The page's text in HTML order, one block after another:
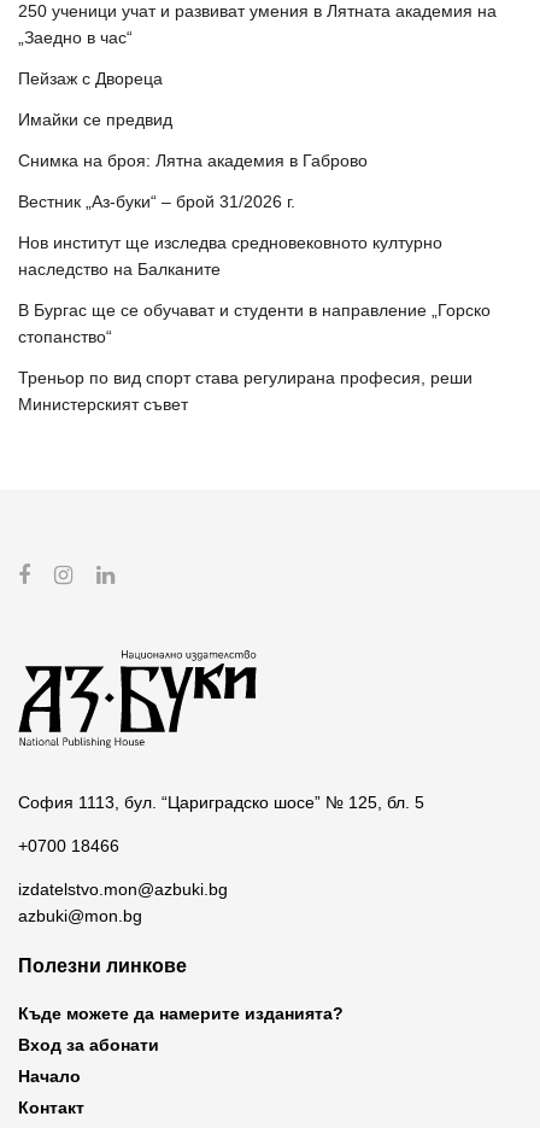
250 ученици учат и развиват умения в Лятната академия на
„Заедно в час“
Пейзаж с Двореца
Имайки се предвид
Снимка на броя: Лятна академия в Габрово
Вестник „Аз-буки“ – брой 31/2026 г.
Нов институт ще изследва средновековното културно
наследство на Балканите
В Бургас ще се обучават и студенти в направление „Горско
стопанство“
Треньор по вид спорт става регулирана професия, реши
Министерският съвет
София 1113, бул. “Цариградско шосе” № 125, бл. 5
+0700 18466
izdatelstvo.mon@azbuki.bg
azbuki@mon.bg
Полезни линкове
Къде можете да намерите изданията?
Вход за абонати
Начало
Контакт